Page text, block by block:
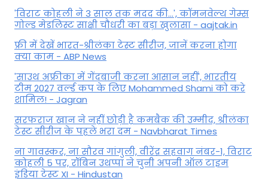
'विराट कोहली ने 3 साल तक मदद की...', कॉमनवेल्थ गेम्स
गोल्ड मेडलिस्ट साक्षी चौधरी का बड़ा खुलासा - aajtak.in
फ्री में देखें भारत-श्रीलंका टेस्ट सीरीज, जानें करना होगा
क्या काम - ABP News
'साउथ अफ्रीका में गेंदबाजी करना आसान नहीं', भारतीय
टीम 2027 वर्ल्‍ड कप के लिए Mohammed Shami को करे
शामिल! - Jagran
सरफराज खान ने नहीं छोड़ी है कमबैक की उम्मीद, श्रीलंका
टेस्ट सीरीज के पहले भरा दम - Navbharat Times
ना गावस्कर, ना सौरव गांगुली, वीरेंद्र सहवाग नंबर-1, विराट
कोहली 5 पर, रॉबिन उथप्पा ने चुनी अपनी ऑल टाइम
इंडिया टेस्ट XI - Hindustan